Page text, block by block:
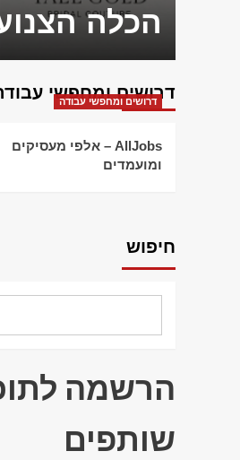
הכלה
דרושים ומחפשי
דרושים ומחפשי עבודה
AllJobs – אלפי מעסיקים
ומועמדים
חיפוש
הרשמה
שותפים